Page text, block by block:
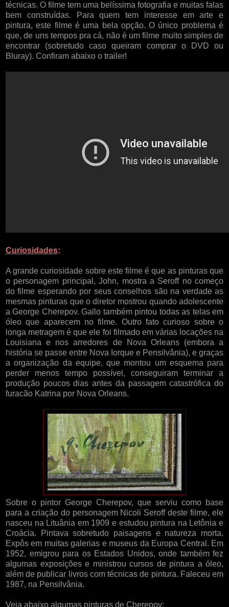
técnicas. O filme tem uma belíssima fotografia e muitas falas
bem construídas. Para quem tem interesse em arte e
pintura, este filme é uma bela opção. O único problema é
que, de uns tempos pra cá, não é um filme muito simples de
encontrar (sobretudo caso queiram comprar o DVD ou
Bluray). Confiram abaixo o trailer!
Curiosidades:
A grande curiosidade sobre este filme é que as pinturas que
o personagem principal, John, mostra a Seroff no começo
do filme esperando por seus conselhos são na verdade as
mesmas pinturas que o diretor mostrou quando adolescente
a George Cherepov. Gallo também pintou todas as telas em
óleo que aparecem no filme. Outro fato curioso sobre o
longa metragem é que ele foi filmado em várias locações na
Louisiana e nos arredores de Nova Orleans (embora a
história se passe entre Nova Iorque e Pensilvânia), e graças
a organização da equipe, que montou um esquema para
perder menos tempo possível, conseguiram terminar a
produção poucos dias antes da passagem catastrófica do
furacão Katrina por Nova Orleans.
Sobre o pintor George Cherepov, que serviu como base
para a criação do personagem Nicoli Seroff deste filme, ele
nasceu na Lituânia em 1909 e estudou pintura na Letônia e
Croácia. Pintava sobretudo paisagens e natureza morta.
Expôs em muitas galerias e museus da Europa Central. Em
1952, emigrou para os Estados Unidos, onde também fez
algumas exposições e ministrou cursos de pintura a óleo,
além de publicar livros com técnicas de pintura. Faleceu em
1987, na Pensilvânia.
Veja abaixo algumas pinturas de Cherepov: